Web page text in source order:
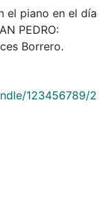
el piano en el día
PEDRO:
Borrero.
123456789/2